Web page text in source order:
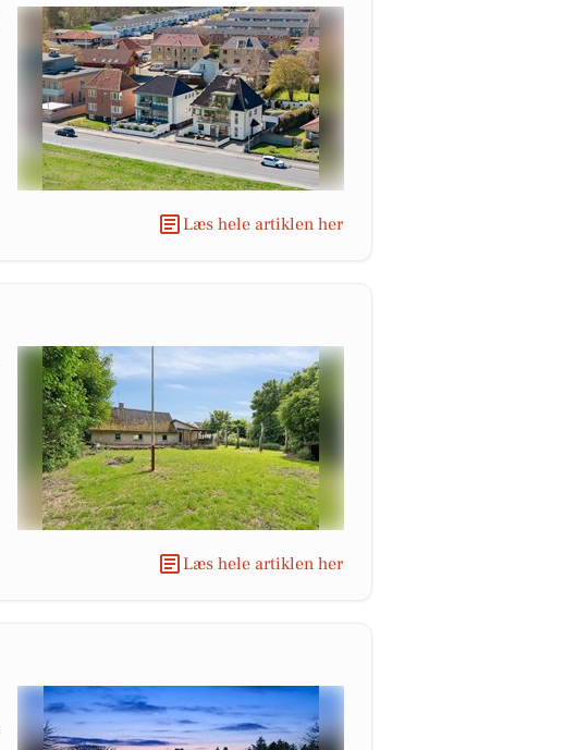
Læs hele artiklen her
Læs hele artiklen her